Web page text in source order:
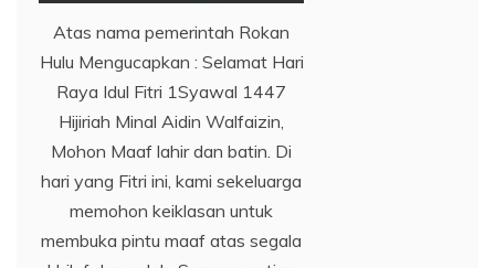
Atas nama pemerintah Rokan
Hulu Mengucapkan : Selamat Hari
Raya Idul Fitri 1Syawal 1447
Hijiriah Minal Aidin Walfaizin,
Mohon Maaf lahir dan batin. Di
hari yang Fitri ini, kami sekeluarga
memohon keiklasan untuk
membuka pintu maaf atas segala